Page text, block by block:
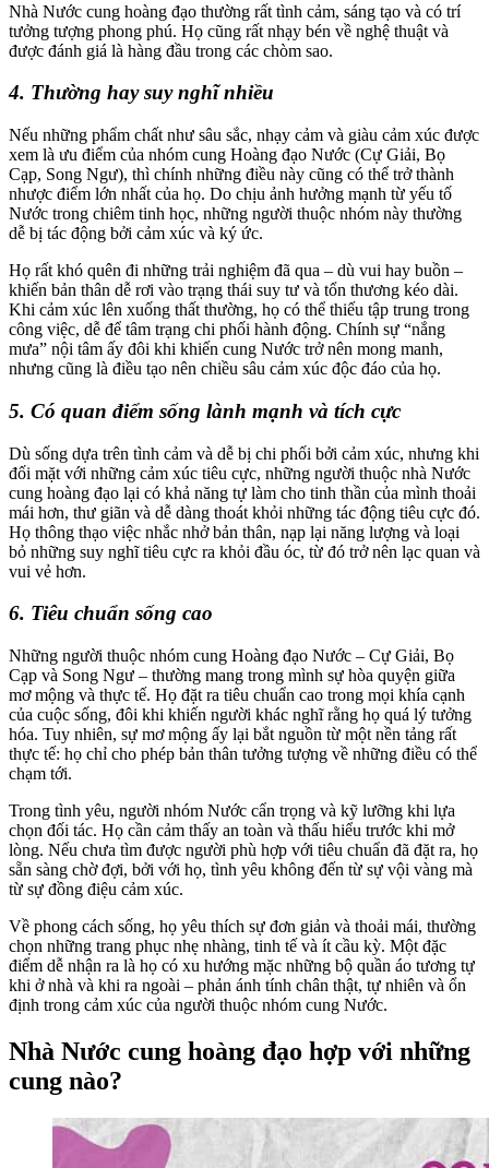
Nhà Nước cung hoàng đạo thường rất tình cảm, sáng tạo và có trí
tưởng tượng phong phú. Họ cũng rất nhạy bén về nghệ thuật và
được đánh giá là hàng đầu trong các chòm sao.
4. Thường hay suy nghĩ nhiều
Nếu những phẩm chất như sâu sắc, nhạy cảm và giàu cảm xúc được
xem là ưu điểm của nhóm cung Hoàng đạo Nước (Cự Giải, Bọ
Cạp, Song Ngư), thì chính những điều này cũng có thể trở thành
nhược điểm lớn nhất của họ. Do chịu ảnh hưởng mạnh từ yếu tố
Nước trong chiêm tinh học, những người thuộc nhóm này thường
dễ bị tác động bởi cảm xúc và ký ức.
Họ rất khó quên đi những trải nghiệm đã qua – dù vui hay buồn –
khiến bản thân dễ rơi vào trạng thái suy tư và tổn thương kéo dài.
Khi cảm xúc lên xuống thất thường, họ có thể thiếu tập trung trong
công việc, dễ để tâm trạng chi phối hành động. Chính sự “nắng
mưa” nội tâm ấy đôi khi khiến cung Nước trở nên mong manh,
nhưng cũng là điều tạo nên chiều sâu cảm xúc độc đáo của họ.
5. Có quan điểm sống lành mạnh và tích cực
Dù sống dựa trên tình cảm và dễ bị chi phối bởi cảm xúc, nhưng khi
đối mặt với những cảm xúc tiêu cực, những người thuộc nhà Nước
cung hoàng đạo lại có khả năng tự làm cho tinh thần của mình thoải
mái hơn, thư giãn và dễ dàng thoát khỏi những tác động tiêu cực đó.
Họ thông thạo việc nhắc nhở bản thân, nạp lại năng lượng và loại
bỏ những suy nghĩ tiêu cực ra khỏi đầu óc, từ đó trở nên lạc quan và
vui vẻ hơn.
6. Tiêu chuẩn sống cao
Những người thuộc nhóm cung Hoàng đạo Nước – Cự Giải, Bọ
Cạp và Song Ngư – thường mang trong mình sự hòa quyện giữa
mơ mộng và thực tế. Họ đặt ra tiêu chuẩn cao trong mọi khía cạnh
của cuộc sống, đôi khi khiến người khác nghĩ rằng họ quá lý tưởng
hóa. Tuy nhiên, sự mơ mộng ấy lại bắt nguồn từ một nền tảng rất
thực tế: họ chỉ cho phép bản thân tưởng tượng về những điều có thể
chạm tới.
Trong tình yêu, người nhóm Nước cẩn trọng và kỹ lưỡng khi lựa
chọn đối tác. Họ cần cảm thấy an toàn và thấu hiểu trước khi mở
lòng. Nếu chưa tìm được người phù hợp với tiêu chuẩn đã đặt ra, họ
sẵn sàng chờ đợi, bởi với họ, tình yêu không đến từ sự vội vàng mà
từ sự đồng điệu cảm xúc.
Về phong cách sống, họ yêu thích sự đơn giản và thoải mái, thường
chọn những trang phục nhẹ nhàng, tinh tế và ít cầu kỳ. Một đặc
điểm dễ nhận ra là họ có xu hướng mặc những bộ quần áo tương tự
khi ở nhà và khi ra ngoài – phản ánh tính chân thật, tự nhiên và ổn
định trong cảm xúc của người thuộc nhóm cung Nước.
Nhà Nước cung hoàng đạo hợp với những
cung nào?